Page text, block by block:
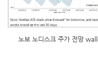
노보 노디스크 주가 전망